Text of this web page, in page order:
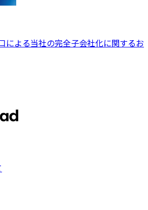
による当社の完全子会社化に関するお